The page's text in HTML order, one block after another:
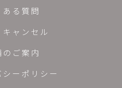
ある質問
ャンセル
のご案内
ーポリシー